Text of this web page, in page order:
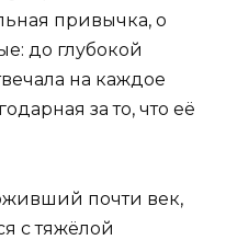
привычка, о
до глубокой
на каждое
за то, что её
почти век,
с тяжёлой